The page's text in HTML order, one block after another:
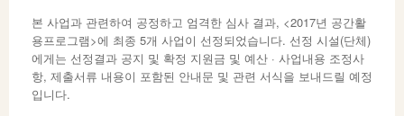
본 사업과 관련하여 공정하고 엄격한 심사 결과, <2017년 공간활
용프로그램>에 최종 5개 사업이 선정되었습니다. 선정 시설(단체)
에게는 선정결과 공지 및 확정 지원금 및 예산 · 사업내용 조정사
항, 제출서류 내용이 포함된 안내문 및 관련 서식을 보내드릴 예정
입니다.